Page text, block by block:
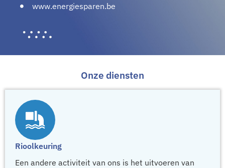
www.energiesparen.be
Onze diensten
Rioolkeuring
Een andere activiteit van ons is het uitvoeren van